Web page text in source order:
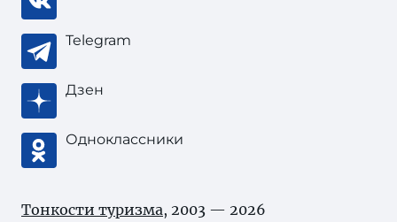
Telegram
Дзен
Одноклассники
Тонкости туризма, 2003 — 2026